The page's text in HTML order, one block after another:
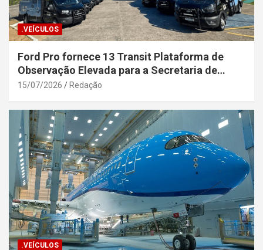
.VEÍCULOS
Ford Pro fornece 13 Transit Plataforma de
Observação Elevada para a Secretaria de
Segurança Pública da Bahia
15/07/2026 Redação
.VEÍCULOS